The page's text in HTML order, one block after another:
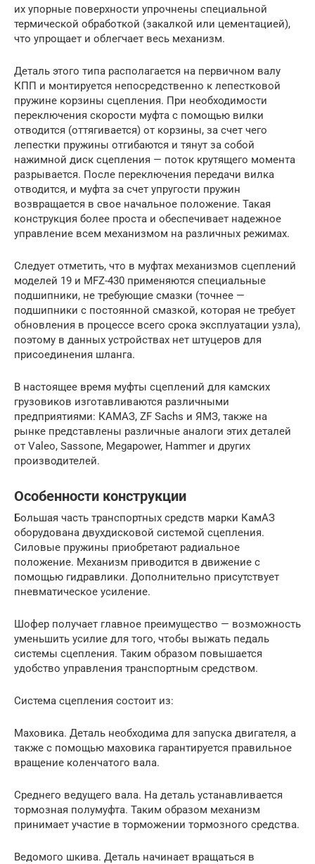
их упорные поверхности упрочнены специальной
термической обработкой (закалкой или цементацией),
что упрощает и облегчает весь механизм.
Деталь этого типа располагается на первичном валу
КПП и монтируется непосредственно к лепестковой
пружине корзины сцепления. При необходимости
переключения скорости муфта с помощью вилки
отводится (оттягивается) от корзины, за счет чего
лепестки пружины отгибаются и тянут за собой
нажимной диск сцепления — поток крутящего момента
разрывается. После переключения передачи вилка
отводится, и муфта за счет упругости пружин
возвращается в свое начальное положение. Такая
конструкция более проста и обеспечивает надежное
управление всем механизмом на различных режимах.
Следует отметить, что в муфтах механизмов сцеплений
моделей 19 и MFZ-430 применяются специальные
подшипники, не требующие смазки (точнее —
подшипники с постоянной смазкой, которая не требует
обновления в процессе всего срока эксплуатации узла),
поэтому в данных устройствах нет штуцеров для
присоединения шланга.
В настоящее время муфты сцеплений для камских
грузовиков изготавливаются различными
предприятиями: КАМАЗ, ZF Sachs и ЯМЗ, также на
рынке представлены различные аналоги этих деталей
от Valeo, Sassone, Megapower, Hammer и других
производителей.
Особенности конструкции
Большая часть транспортных средств марки КамАЗ
оборудована двухдисковой системой сцепления.
Силовые пружины приобретают радиальное
положение. Механизм приводится в движение с
помощью гидравлики. Дополнительно присутствует
пневматическое усиление.
Шофер получает главное преимущество — возможность
уменьшить усилие для того, чтобы выжать педаль
системы сцепления. Таким образом повышается
удобство управления транспортным средством.
Система сцепления состоит из:
Маховика. Деталь необходима для запуска двигателя, а
также с помощью маховика гарантируется правильное
вращение коленчатого вала.
Среднего ведущего вала. На деталь устанавливается
тормозная полумуфта. Таким образом механизм
принимает участие в торможении тормозного средства.
Ведомого шкива. Деталь начинает вращаться в